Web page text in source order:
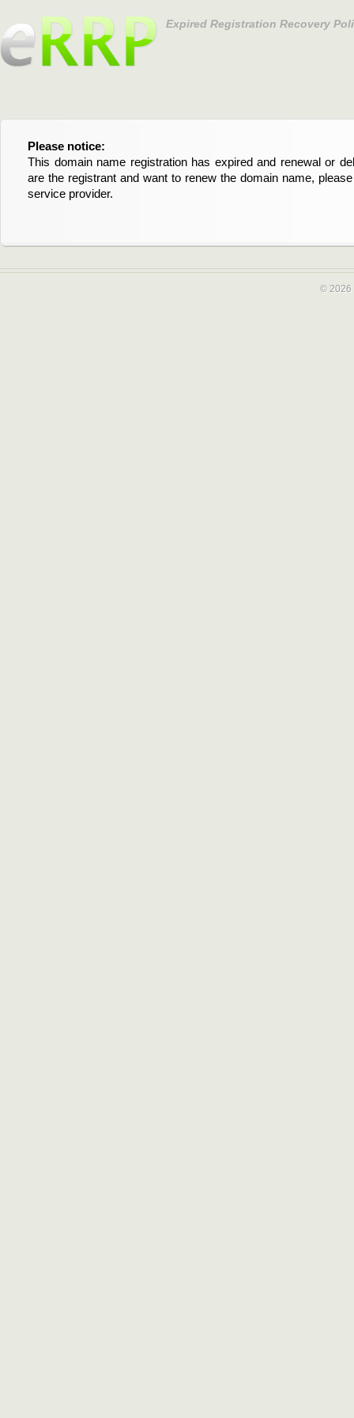
Expired Registration Recovery
Please notice:
This domain name registration has expired and renewal or
are the registrant and want to renew the domain name,
service provider.
Bitte beachten Sie:
Diese Domainregistrierung ist abgelaufen und die
Domain stehen an. Wenn Sie der Registrant sind und
verlängern möchten, kontaktieren Sie bitte Ihren Service-
© 2026